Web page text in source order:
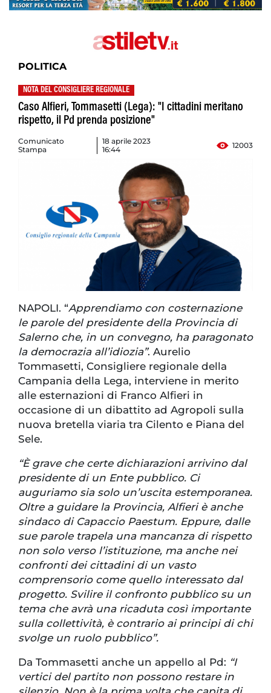
POLITICA
NOTA DEL CONSIGLIERE REGIONALE
Caso Alfieri, Tommasetti (Lega): "I cittadini meritano
rispetto, il Pd prenda posizione"
Comunicato
Stampa
18 aprile 2023
16:44
12003
NAPOLI. “Apprendiamo con costernazione
le parole del presidente della Provincia di
Salerno che, in un convegno, ha paragonato
la democrazia all’idiozia”. Aurelio
Tommasetti, Consigliere regionale della
Campania della Lega, interviene in merito
alle esternazioni di Franco Alfieri in
occasione di un dibattito ad Agropoli sulla
nuova bretella viaria tra Cilento e Piana del
Sele.
“È grave che certe dichiarazioni arrivino dal
presidente di un Ente pubblico. Ci
auguriamo sia solo un’uscita estemporanea.
Oltre a guidare la Provincia, Alfieri è anche
sindaco di Capaccio Paestum. Eppure, dalle
sue parole trapela una mancanza di rispetto
non solo verso l’istituzione, ma anche nei
confronti dei cittadini di un vasto
comprensorio come quello interessato dal
progetto. Svilire il confronto pubblico su un
tema che avrà una ricaduta così importante
sulla collettività, è contrario ai principi di chi
svolge un ruolo pubblico”.
Da Tommasetti anche un appello al Pd: “I
vertici del partito non possono restare in